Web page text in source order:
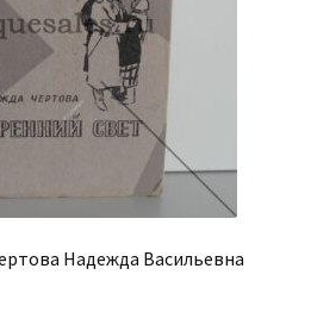
Надежда Васильевна